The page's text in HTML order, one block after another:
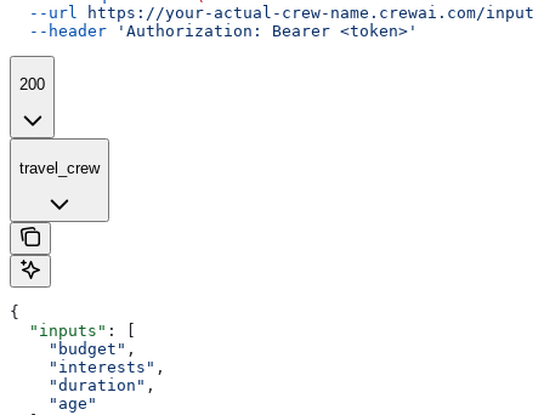
  --url
https://your-actual-crew-name.crewai.com/inputs
  --header
'Authorization: Bearer <token>'
200
travel_crew
{
  "inputs"
: [
    "budget"
,
    "interests"
,
    "duration"
,
    "age"